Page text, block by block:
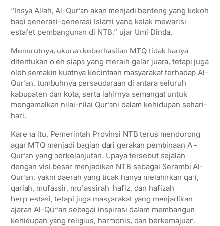
“Insya Allah, Al-Qur’an akan menjadi benteng yang kokoh
bagi generasi-generasi Islami yang kelak mewarisi
estafet pembangunan di NTB,” ujar Umi Dinda.
Menurutnya, ukuran keberhasilan MTQ tidak hanya
ditentukan oleh siapa yang meraih gelar juara, tetapi juga
oleh semakin kuatnya kecintaan masyarakat terhadap Al-
Qur’an, tumbuhnya persaudaraan di antara seluruh
kabupaten dan kota, serta lahirnya semangat untuk
mengamalkan nilai-nilai Qur’ani dalam kehidupan sehari-
hari.
Karena itu, Pemerintah Provinsi NTB terus mendorong
agar MTQ menjadi bagian dari gerakan pembinaan Al-
Qur’an yang berkelanjutan. Upaya tersebut sejalan
dengan visi besar menjadikan NTB sebagai Serambi Al-
Qur’an, yakni daerah yang tidak hanya melahirkan qari,
qariah, mufassir, mufassirah, hafiz, dan hafizah
berprestasi, tetapi juga masyarakat yang menjadikan
ajaran Al-Qur’an sebagai inspirasi dalam membangun
kehidupan yang religius, harmonis, dan berkemajuan.